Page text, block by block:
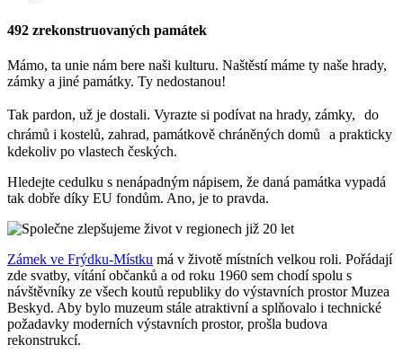
492 zrekonstruovaných památek
Mámo, ta unie nám bere naši kulturu. Naštěstí máme ty naše hrady,
zámky a jiné památky. Ty nedostanou!
Tak pardon, už je dostali. Vyrazte si podívat na hrady, zámky, do
chrámů i kostelů, zahrad, památkově chráněných domů a prakticky
kdekoliv po vlastech českých.
Hledejte cedulku s nenápadným nápisem, že daná památka vypadá
tak dobře díky EU fondům. Ano, je to pravda.
Zámek ve Frýdku-Místku má v životě místních velkou roli. Pořádají
zde svatby, vítání občanků a od roku 1960 sem chodí spolu s
návštěvníky ze všech koutů republiky do výstavních prostor Muzea
Beskyd. Aby bylo muzeum stále atraktivní a splňovalo i technické
požadavky moderních výstavních prostor, prošla budova
rekonstrukcí.